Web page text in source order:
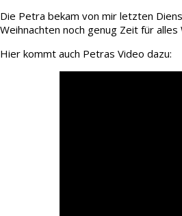
Die Petra bekam von mir letzten
Weihnachten noch genug Zeit für alles
Hier kommt auch Petras Video dazu: